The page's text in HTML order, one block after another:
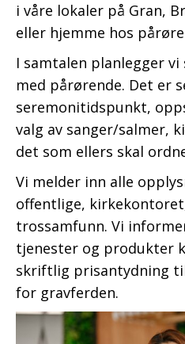
i våre lokaler på Gran,
eller hjemme hos
I samtalen planlegger
med pårørende. Det er
seremonitidspunkt,
valg av sanger/salmer,
det som ellers skal
Vi melder inn alle
offentlige,
trossamfunn. Vi
tjenester og produkter
skriftlig prisantydning
for gravferden.